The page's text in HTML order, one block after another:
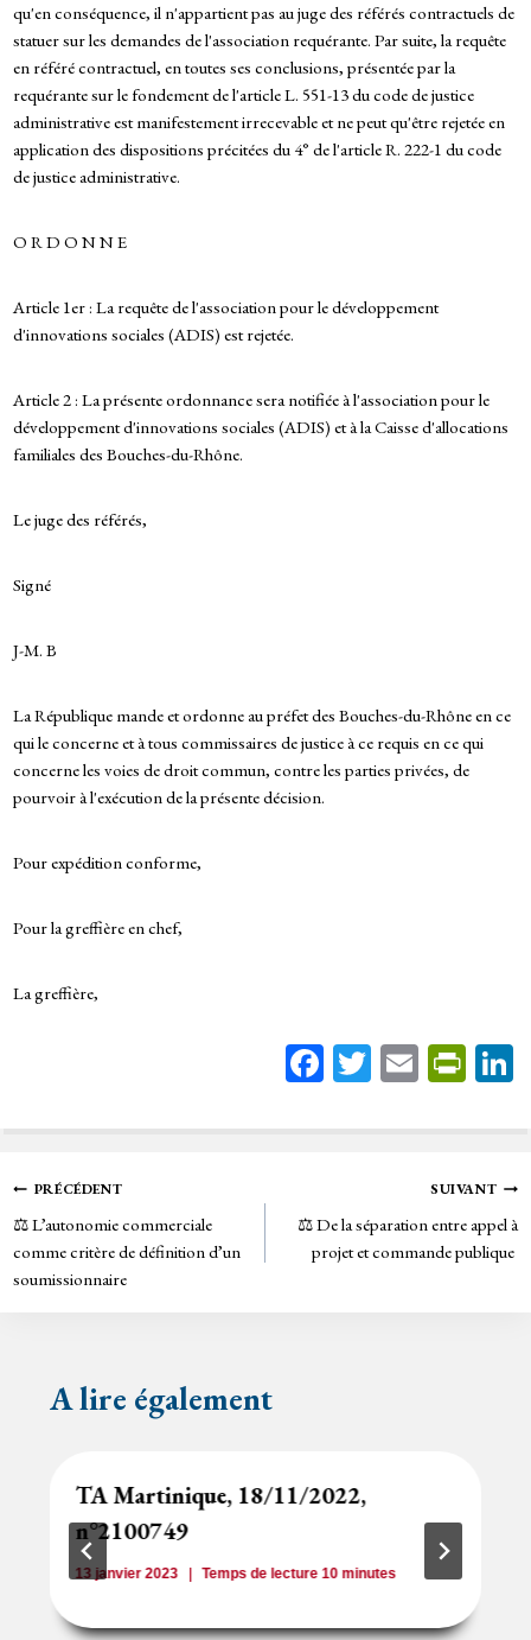
qu'en conséquence, il n'appartient pas au juge des référés contractuels de
statuer sur les demandes de l'association requérante. Par suite, la requête
en référé contractuel, en toutes ses conclusions, présentée par la
requérante sur le fondement de l'article L. 551-13 du code de justice
administrative est manifestement irrecevable et ne peut qu'être rejetée en
application des dispositions précitées du 4° de l'article R. 222-1 du code
de justice administrative.
O R D O N N E
Article 1er : La requête de l'association pour le développement
d'innovations sociales (ADIS) est rejetée.
Article 2 : La présente ordonnance sera notifiée à l'association pour le
développement d'innovations sociales (ADIS) et à la Caisse d'allocations
familiales des Bouches-du-Rhône.
Le juge des référés,
Signé
J-M. B
La République mande et ordonne au préfet des Bouches-du-Rhône en ce
qui le concerne et à tous commissaires de justice à ce requis en ce qui
concerne les voies de droit commun, contre les parties privées, de
pourvoir à l'exécution de la présente décision.
Pour expédition conforme,
Pour la greffière en chef,
La greffière,
Fa
bo
T
tt
E
ail
Pr
tF
rie
n
dl
Navigation
de
l’article
PRÉCÉDENT
⚖️ L’autonomie commerciale
comme critère de définition d’un
soumissionnaire
SUIVANT
⚖️ De la séparation entre appel à
projet et commande publique
A lire également
TA Martinique, 18/11/2022,
n°2100749
13 janvier 2023 Temps de lecture 10minutes